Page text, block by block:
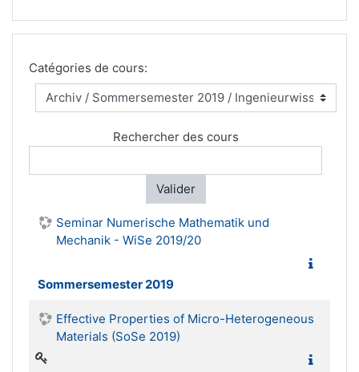
Catégories de cours:
Rechercher des cours
Valider
Seminar Numerische Mathematik und
Mechanik - WiSe 2019/20
Sommersemester 2019
Effective Properties of Micro-Heterogeneous
Materials (SoSe 2019)